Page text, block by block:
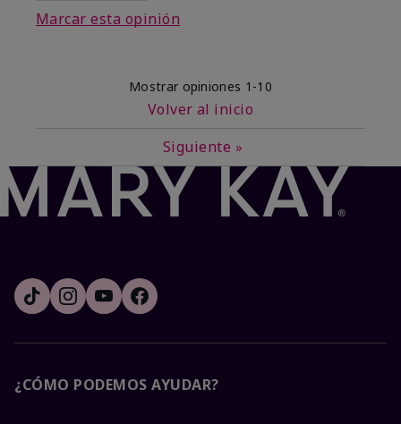
Marcar esta opinión
Mostrar opiniones 1-10
Volver al inicio
Siguiente »
¿CÓMO PODEMOS AYUDAR?